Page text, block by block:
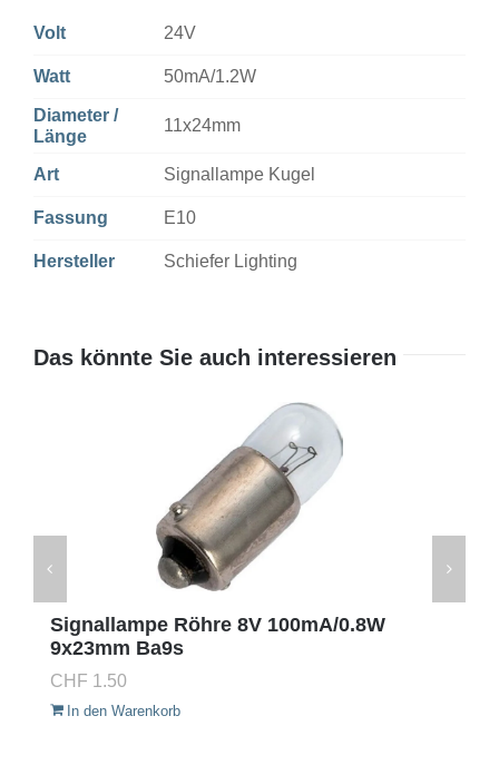
Volt 24V
Watt 50mA/1.2W
Diameter /
Länge
11x24mm
Art Signallampe Kugel
Fassung E10
Hersteller Schiefer Lighting
Das könnte Sie auch interessieren
Signallampe Röhre 8V 100mA/0.8W
9x23mm Ba9s
CHF 1.50
In den Warenkorb